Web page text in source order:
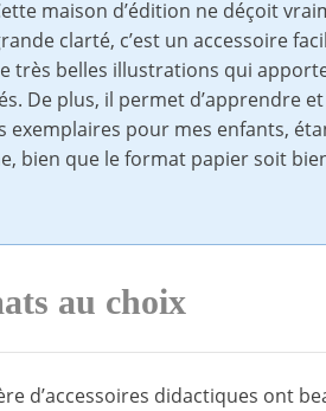
maison d’édition ne déçoit
clarté, c’est un accessoire
très belles illustrations qui
De plus, il permet d’apprendre
exemplaires pour mes enfants,
bien que le format papier soit
au choix
d’accessoires didactiques ont